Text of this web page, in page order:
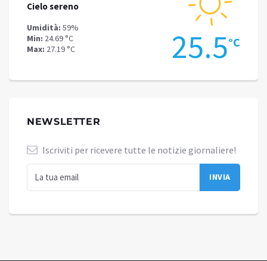
Cielo sereno
Umidità: 59%
Min: 24.69 °C
Max: 27.19 °C 25.5°C
NEWSLETTER
Iscriviti per ricevere tutte le notizie giornaliere!